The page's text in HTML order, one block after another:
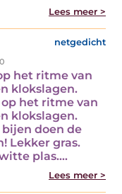
Lees meer >
netgedicht
het ritme van
klokslagen.
het ritme van
klokslagen.
doen de
Lekker gras.
plas.…
Lees meer >